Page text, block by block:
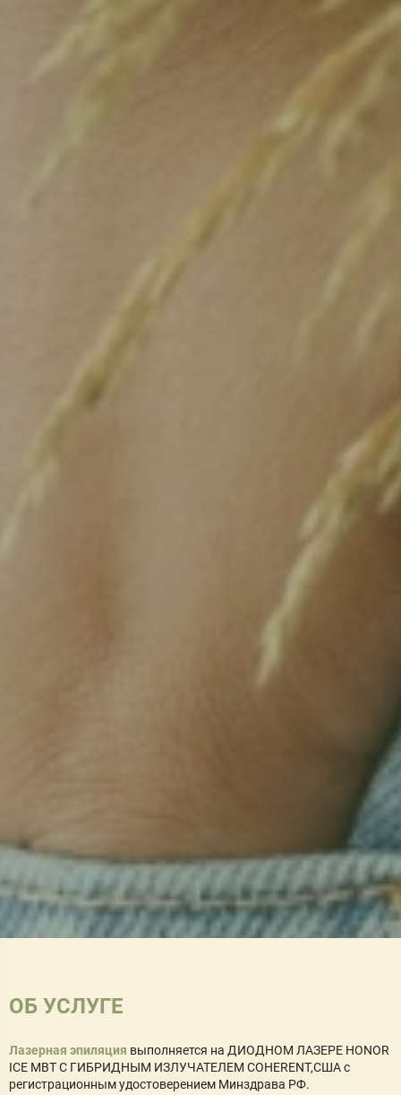
ОБ УСЛУГЕ
Лазерная эпиляция выполняется на ДИОДНОМ ЛАЗЕРЕ HONOR
ICE MBT С ГИБРИДНЫМ ИЗЛУЧАТЕЛЕМ COHERENT,США с
регистрационным удостоверением Минздрава РФ.